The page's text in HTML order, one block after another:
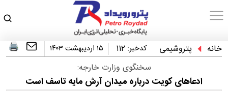
خانه پتروشیمی کدخبر: 112 ۱۵ اردیبهشت ۱۴۰۳
سخنگوی وزارت خارجه:
ادعاهای کویت درباره‌ میدان آرش مایه تاسف است